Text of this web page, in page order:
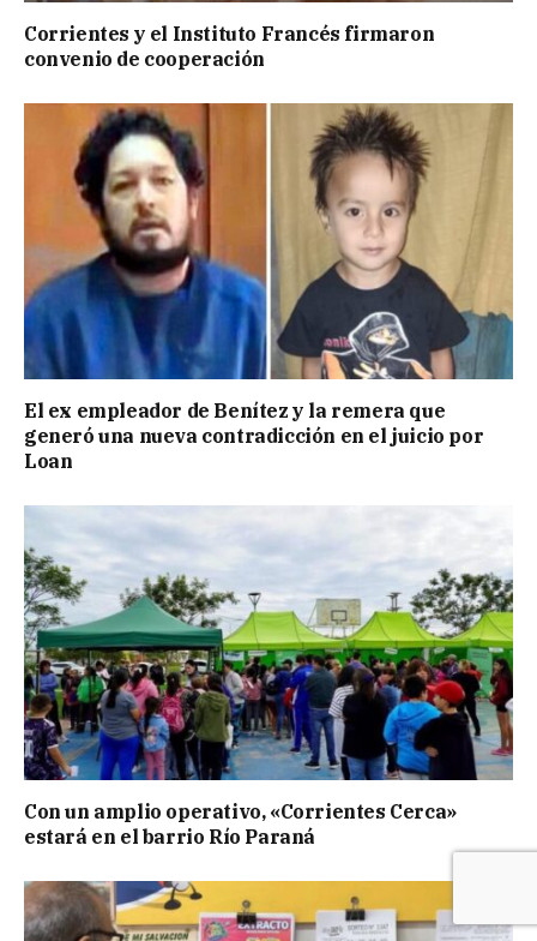
Corrientes y el Instituto Francés firmaron
convenio de cooperación
El ex empleador de Benítez y la remera que
generó una nueva contradicción en el juicio por
Loan
Con un amplio operativo, «Corrientes Cerca»
estará en el barrio Río Paraná